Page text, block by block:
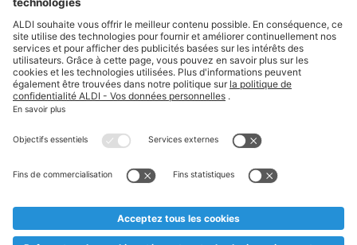
Suivez ALDI Belgique
Textes marqués d'un astérisque et mentions légales
* Nous vendons ces articles temporairement et jusqu'à
au cas où, malgré le planning bien étudié, nous serions
prématurément en rupture de stock. Prix Recupel et TVA incl.
** Sur ce site, l’utilisation de la forme masculine a été adoptée